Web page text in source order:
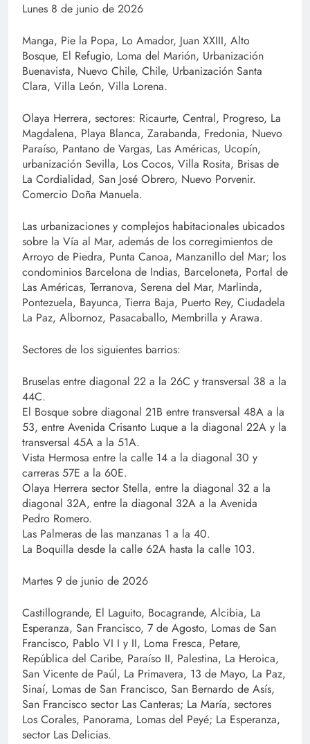
Lunes 8 de junio de 2026
Manga, Pie la Popa, Lo Amador, Juan XXIII, Alto
Bosque, El Refugio, Loma del Marión, Urbanización
Buenavista, Nuevo Chile, Chile, Urbanización Santa
Clara, Villa León, Villa Lorena.
Olaya Herrera, sectores: Ricaurte, Central, Progreso, La
Magdalena, Playa Blanca, Zarabanda, Fredonia, Nuevo
Paraíso, Pantano de Vargas, Las Américas, Ucopín,
urbanización Sevilla, Los Cocos, Villa Rosita, Brisas de
La Cordialidad, San José Obrero, Nuevo Porvenir.
Comercio Doña Manuela.
Las urbanizaciones y complejos habitacionales ubicados
sobre la Vía al Mar, además de los corregimientos de
Arroyo de Piedra, Punta Canoa, Manzanillo del Mar; los
condominios Barcelona de Indias, Barceloneta, Portal de
Las Américas, Terranova, Serena del Mar, Marlinda,
Pontezuela, Bayunca, Tierra Baja, Puerto Rey, Ciudadela
La Paz, Albornoz, Pasacaballo, Membrilla y Arawa.
Sectores de los siguientes barrios:
Bruselas entre diagonal 22 a la 26C y transversal 38 a la
44C.
El Bosque sobre diagonal 21B entre transversal 48A a la
53, entre Avenida Crisanto Luque a la diagonal 22A y la
transversal 45A a la 51A.
Vista Hermosa entre la calle 14 a la diagonal 30 y
carreras 57E a la 60E.
Olaya Herrera sector Stella, entre la diagonal 32 a la
diagonal 32A, entre la diagonal 32A a la Avenida
Pedro Romero.
Las Palmeras de las manzanas 1 a la 40.
La Boquilla desde la calle 62A hasta la calle 103.
Martes 9 de junio de 2026
Castillogrande, El Laguito, Bocagrande, Alcibia, La
Esperanza, San Francisco, 7 de Agosto, Lomas de San
Francisco, Pablo VI I y II, Loma Fresca, Petare,
República del Caribe, Paraíso II, Palestina, La Heroica,
San Vicente de Paúl, La Primavera, 13 de Mayo, La Paz,
Sinaí, Lomas de San Francisco, San Bernardo de Asís,
San Francisco sector Las Canteras; La María, sectores
Los Corales, Panorama, Lomas del Peyé; La Esperanza,
sector Las Delicias.